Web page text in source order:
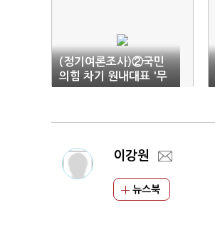
(정기여론조사)②국민
의힘 차기 원내대표 '무
관심'…80% '부동층'
이강원
뉴스북